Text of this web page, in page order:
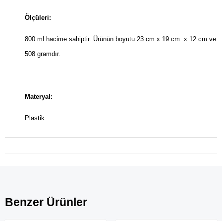
Ölçüleri:
800 ml hacime sahiptir. ‎Ürünün boyutu 23 cm x 19 cm x 12 cm ve
508 gramdır.
Materyal:
Plastik
Benzer Ürünler